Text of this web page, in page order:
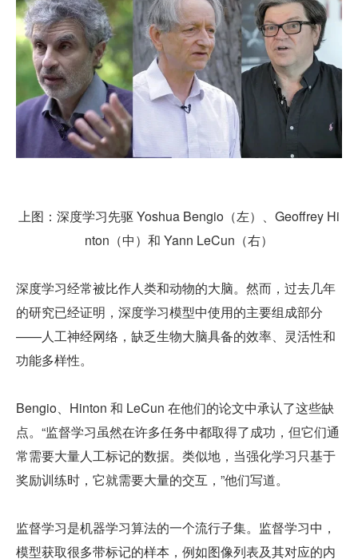
上图：深度学习先驱 Yoshua Bengio（左）、Geoffrey Hi
nton（中）和 Yann LeCun（右）
深度学习经常被比作人类和动物的大脑。然而，过去几年
的研究已经证明，深度学习模型中使用的主要组成部分
——人工神经网络，缺乏生物大脑具备的效率、灵活性和
功能多样性。
Bengio、Hinton 和 LeCun 在他们的论文中承认了这些缺
点。“监督学习虽然在许多任务中都取得了成功，但它们通
常需要大量人工标记的数据。类似地，当强化学习只基于
奖励训练时，它就需要大量的交互，”他们写道。
监督学习是机器学习算法的一个流行子集。监督学习中，
模型获取很多带标记的样本，例如图像列表及其对应的内